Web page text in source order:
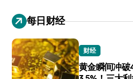
每日财经
财经
黄金瞬间冲